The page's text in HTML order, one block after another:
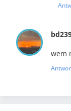
wem